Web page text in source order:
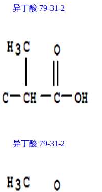
异丁酸 79-31-2
异丁酸 79-31-2